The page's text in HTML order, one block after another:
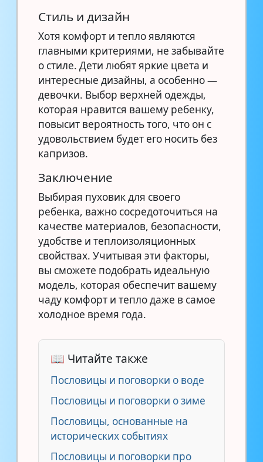
Стиль и дизайн
Хотя комфорт и тепло являются
главными критериями, не забывайте
о стиле. Дети любят яркие цвета и
интересные дизайны, а особенно —
девочки. Выбор верхней одежды,
которая нравится вашему ребенку,
повысит вероятность того, что он с
удовольствием будет его носить без
капризов.
Заключение
Выбирая пуховик для своего
ребенка, важно сосредоточиться на
качестве материалов, безопасности,
удобстве и теплоизоляционных
свойствах. Учитывая эти факторы,
вы сможете подобрать идеальную
модель, которая обеспечит вашему
чаду комфорт и тепло даже в самое
холодное время года.
📖 Читайте также
Пословицы и поговорки о воде
Пословицы и поговорки о зиме
Пословицы, основанные на
исторических событиях
Пословицы и поговорки про